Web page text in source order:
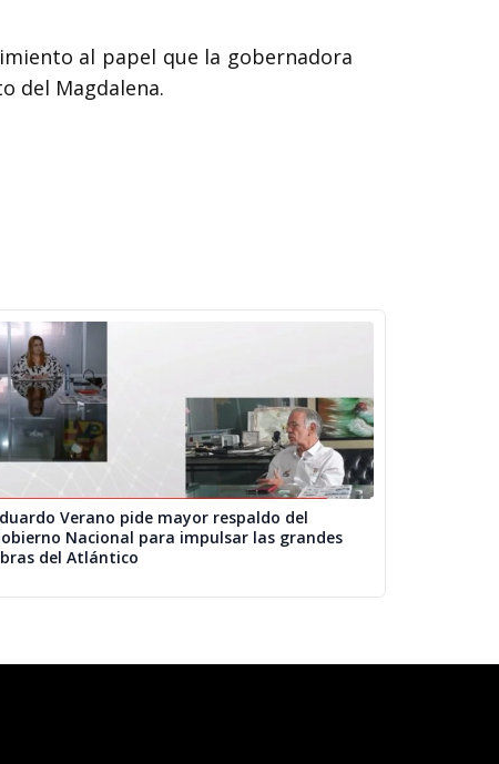
al papel que la gobernadora
del Magdalena.
Verano pide mayor respaldo del
Nacional para impulsar las grandes
del Atlántico